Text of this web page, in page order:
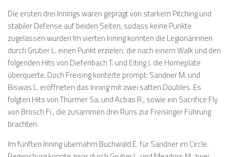
Die ersten drei Innings waren geprägt von starkem Pitching und
stabiler Defense auf beiden Seiten, sodass keine Punkte
zugelassen wurden Im vierten Inning konnten die Legionärinnen
durch Gruber L. einen Punkt erzielen, die nach einem Walk und den
folgenden Hits von Diefenbach T. und Eiting J. die Homeplate
überquerte. Doch Freising konterte prompt: Sandner M. und
Biswas L. eröffneten das Inning mit zwei satten Doubles. Es
folgten Hits von Thürmer Sa. und Acbas R., sowie ein Sacrifice Fly
von Brosch Fi., die zusammen drei Runs zur Freisinger Führung
brachten.
Im fünften Inning übernahm Buchwald E. für Sandner im Circle.